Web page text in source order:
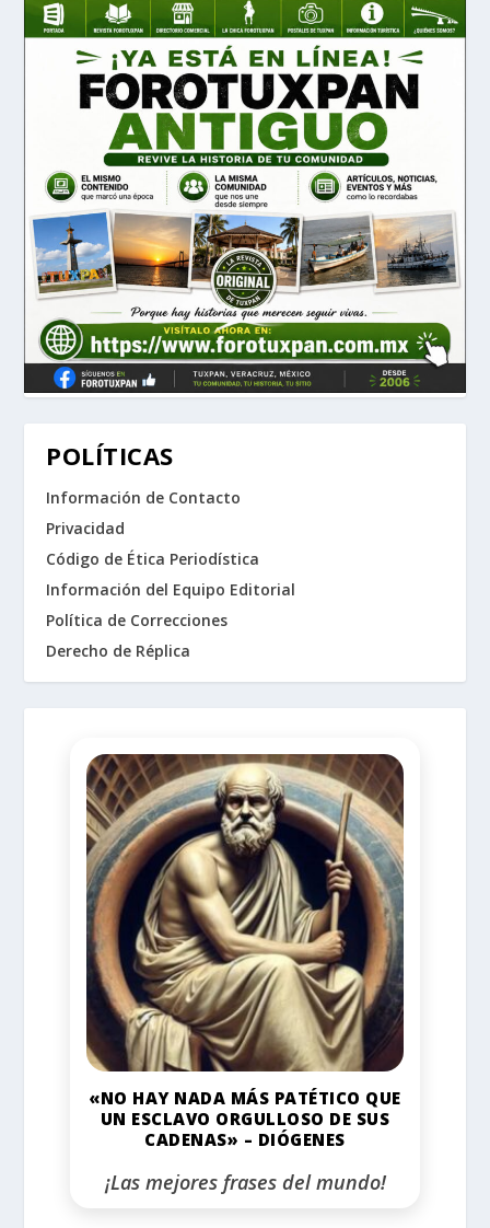
POLÍTICAS
Información de Contacto
Privacidad
Código de Ética Periodística
Información del Equipo Editorial
Política de Correcciones
Derecho de Réplica
«NO HAY NADA MÁS PATÉTICO QUE
UN ESCLAVO ORGULLOSO DE SUS
CADENAS» – DIÓGENES
¡Las mejores frases del mundo!